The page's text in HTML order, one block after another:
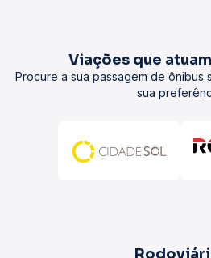
Viações que
Procure a sua passagem de ônibus
sua